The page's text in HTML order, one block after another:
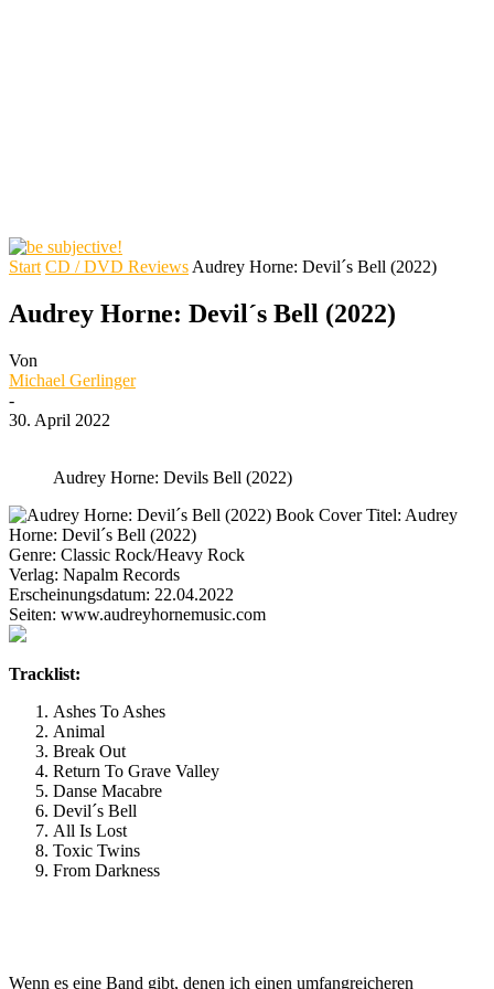
Start CD / DVD Reviews Audrey Horne: Devil´s Bell (2022)
Audrey Horne: Devil´s Bell (2022)
Von
Michael Gerlinger
-
30. April 2022
Audrey Horne: Devils Bell (2022)
Titel: Audrey
Horne: Devil´s Bell (2022)
Genre: Classic Rock/Heavy Rock
Verlag: Napalm Records
Erscheinungsdatum: 22.04.2022
Seiten: www.audreyhornemusic.com
Tracklist:
Ashes To Ashes
Animal
Break Out
Return To Grave Valley
Danse Macabre
Devil´s Bell
All Is Lost
Toxic Twins
From Darkness
Wenn es eine Band gibt, denen ich einen umfangreicheren